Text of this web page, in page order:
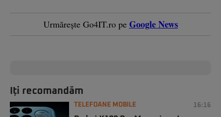
Urmărește Go4IT.ro pe Google News
Iți recomandăm
TELEFOANE MOBILE 16:16